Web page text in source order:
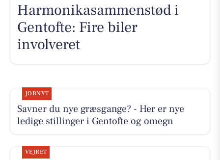
Harmonikasammenstød i
Gentofte: Fire biler
involveret
JOBNYT
Savner du nye græsgange? - Her er nye
ledige stillinger i Gentofte og omegn
VEJRET